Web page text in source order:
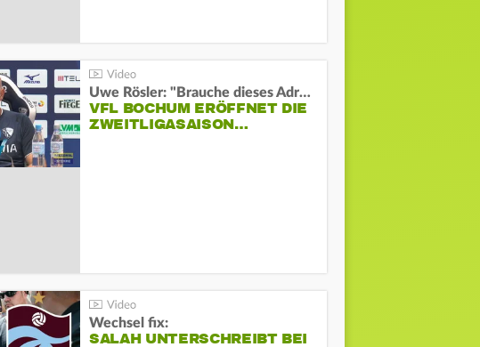
Uwe Rösler: "Brauche dieses Adrenalin"
VFL BOCHUM ERÖFFNET DIE
ZWEITLIGASAISON…
Wechsel fix:
SALAH UNTERSCHREIBT BEI